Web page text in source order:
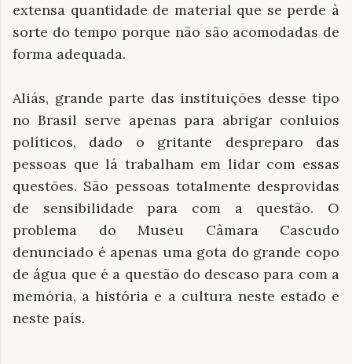
extensa quantidade de material que se perde à
sorte do tempo porque não são acomodadas de
forma adequada.
Aliás, grande parte das instituições desse tipo
no Brasil serve apenas para abrigar conluios
políticos, dado o gritante despreparo das
pessoas que lá trabalham em lidar com essas
questões. São pessoas totalmente desprovidas
de sensibilidade para com a questão. O
problema do Museu Câmara Cascudo
denunciado é apenas uma gota do grande copo
de água que é a questão do descaso para com a
memória, a história e a cultura neste estado e
neste país.